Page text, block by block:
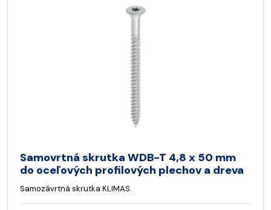
Samovrtná skrutka WDB-T 4,8 x 50 mm
do oceľových profilových plechov a dreva
Samozávrtná skrutka KLIMAS.